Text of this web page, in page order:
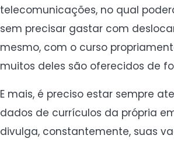
telecomunicações, no qual
sem precisar gastar com
mesmo, com o curso
muitos deles são oferecidos de
E mais, é preciso estar sempre
dados de currículos da própria
divulga, constantemente, suas